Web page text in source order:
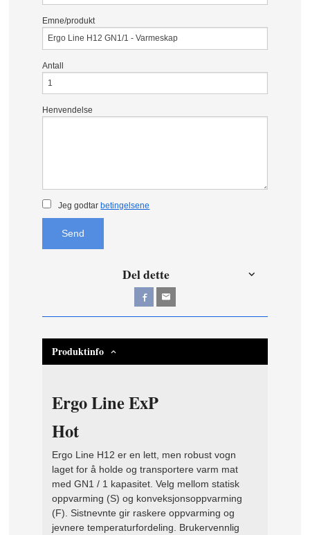
Emne/produkt
Antall
Henvendelse
Jeg godtar betingelsene
Send
Del dette
Produktinfo
Ergo Line ExP
Hot
Ergo Line H12 er en lett, men robust vogn
laget for å holde og transportere varm mat
med GN1 / 1 kapasitet. Velg mellom statisk
oppvarming (S) og konveksjonsoppvarming
(F). Sistnevnte gir raskere oppvarming og
jevnere temperaturfordeling. Brukervennlig